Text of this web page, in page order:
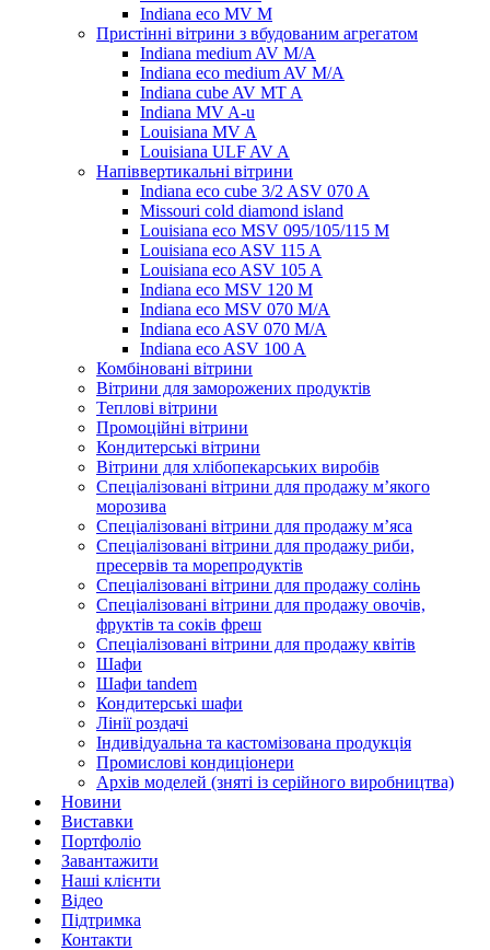
Indiana eco MV M
Пристінні вітрини з вбудованим агрегатом
Indiana medium AV M/A
Indiana eco medium AV M/A
Indiana cube AV MT A
Indiana MV A-u
Louisiana MV A
Louisiana ULF AV A
Напіввертикальні вітрини
Indiana eco cube 3/2 ASV 070 A
Missouri cold diamond island
Louisiana eco MSV 095/105/115 M
Louisiana eco ASV 115 A
Louisiana eco ASV 105 A
Indiana eco MSV 120 M
Indiana eco MSV 070 M/A
Indiana eco ASV 070 M/A
Indiana eco ASV 100 A
Комбіновані вітрини
Вітрини для заморожених продуктів
Теплові вітрини
Промоційні вітрини
Кондитерські вітрини
Вітрини для хлібопекарських виробів
Спеціалізовані вітрини для продажу м’якого
морозива
Спеціалізовані вітрини для продажу м’яса
Спеціалізовані вітрини для продажу риби,
пресервів та морепродуктів
Спеціалізовані вітрини для продажу солінь
Спеціалізовані вітрини для продажу овочів,
фруктів та соків фреш
Спеціалізовані вітрини для продажу квітів
Шафи
Шафи tandem
Кондитерські шафи
Лінії роздачі
Індивідуальна та кастомізована продукція
Промислові кондиціонери
Архів моделей (зняті із серійного виробництва)
Новини
Виставки
Портфоліо
Завантажити
Наші клієнти
Відео
Підтримка
Контакти